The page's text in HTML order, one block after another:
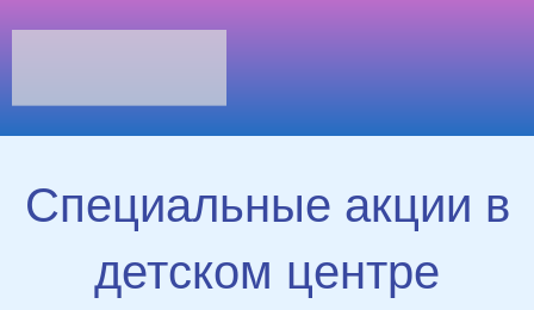
Специальные акции в
детском центре